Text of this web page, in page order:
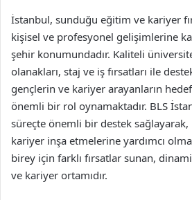
İstanbul, sunduğu eğitim ve kariyer
kişisel ve profesyonel gelişimlerine
şehir konumundadır. Kaliteli
olanakları, staj ve iş fırsatları ile
gençlerin ve kariyer arayanların
önemli bir rol oynamaktadır. BLS
süreçte önemli bir destek sağlayarak,
kariyer inşa etmelerine yardımcı
birey için farklı fırsatlar sunan,
ve kariyer ortamıdır.